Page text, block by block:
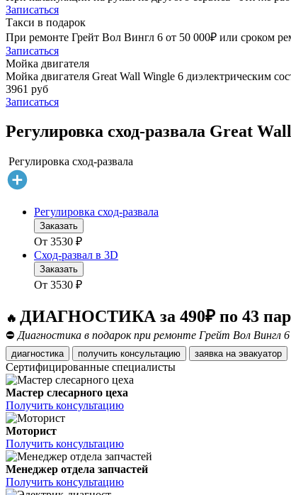
Записаться
Такси в подарок
При ремонте Грейт Вол Вингл 6 от 50 000₽ или сроком
Записаться
Мойка двигателя
Мойка двигателя Great Wall Wingle 6 диэлектрическим
3961 руб
Записаться
Регулировка сход-развала Great
Регулировка сход-развала
Регулировка сход-развала
Заказать
От 3530 ₽
Сход-развал в 3D
Заказать
От 3530 ₽
🔥 ДИАГНОСТИКА за 490₽ по 43
⛔ Диагностика в подарок при ремонте Грейт Вол Вингл
диагностика получить консультацию заявка на эвакуатор
Сертифицированные специалисты
Мастер слесарного цеха
Получить консультацию
Моторист
Получить консультацию
Менеджер отдела запчастей
Получить консультацию